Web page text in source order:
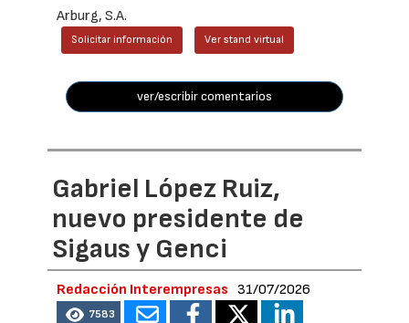
Arburg, S.A.
Solicitar información Ver stand virtual
ver/escribir comentarios
Gabriel López Ruiz,
nuevo presidente de
Sigaus y Genci
Redacción Interempresas 31/07/2026
7583